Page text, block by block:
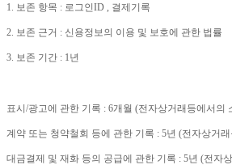
1. 보존 항목 : 로그인ID , 결제기록
2. 보존 근거 : 신용정보의 이용 및 보호에 관한 법률
3. 보존 기간 : 1 년
표시/광고에 관한 기록 : 6개월 (전자상거래등에서의
계약 또는 청약철회 등에 관한 기록 : 5년 (전자상거
대금결제 및 재화 등의 공급에 관한 기록 : 5년 (전자